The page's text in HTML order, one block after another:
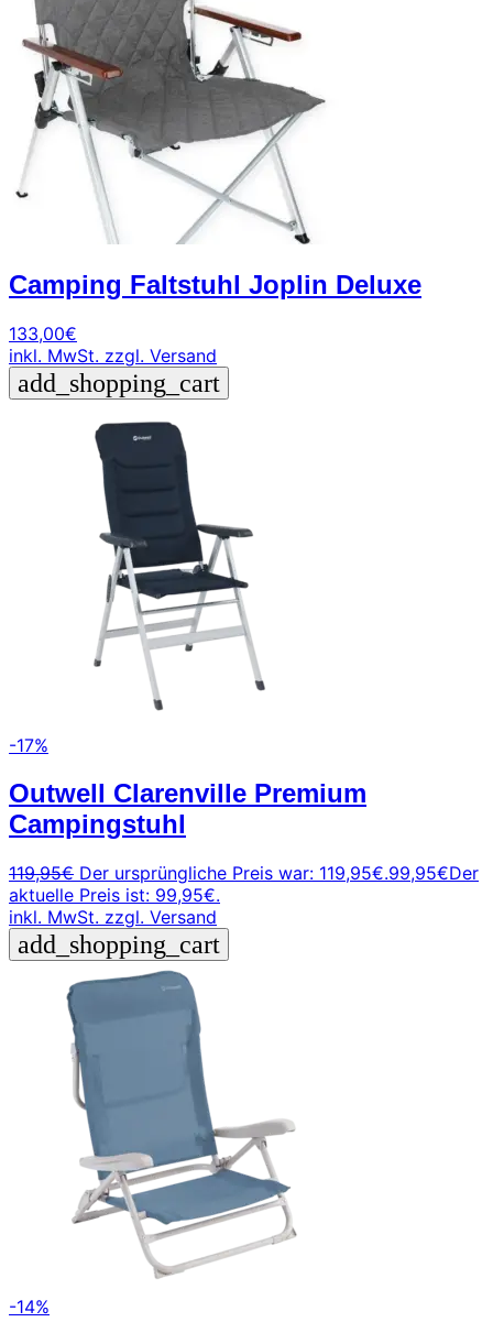
Camping Faltstuhl Joplin Deluxe
133,00€
inkl. MwSt. zzgl. Versand
add_shopping_cart
-17%
Outwell Clarenville Premium
Campingstuhl
119,95€ Der ursprüngliche Preis war: 119,95€.99,95€Der
aktuelle Preis ist: 99,95€.
inkl. MwSt. zzgl. Versand
add_shopping_cart
-14%